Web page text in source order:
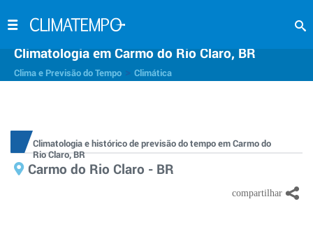
Climatologia em Carmo do Rio Claro, BR
Clima e Previsão do Tempo Climática
Climatologia e histórico de previsão do tempo em Carmo do
Rio Claro, BR
Carmo do Rio Claro - BR